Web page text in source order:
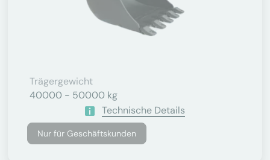
Trägergewicht
40000 - 50000 kg
Technische Details
Nur für Geschäftskunden